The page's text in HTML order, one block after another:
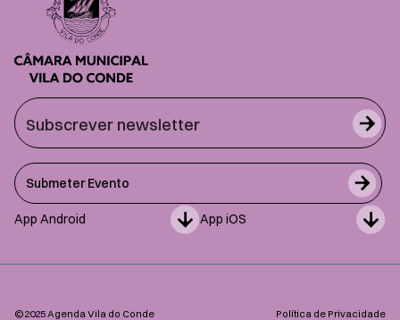
Submeter Evento
App Android App iOS
©2025 Agenda Vila do Conde Política de Privacidade